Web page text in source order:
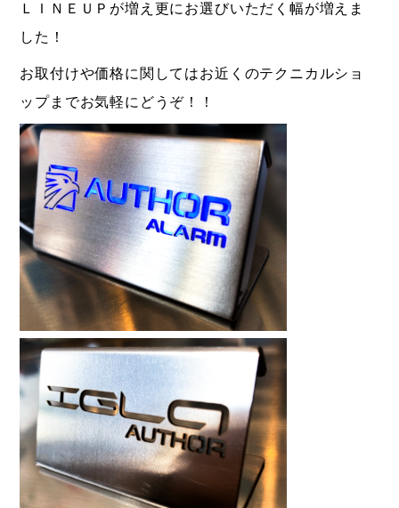
ＬＩＮＥＵＰが増え更にお選びいただく幅が増えま
した！
お取付けや価格に関してはお近くのテクニカルショ
ップまでお気軽にどうぞ！！